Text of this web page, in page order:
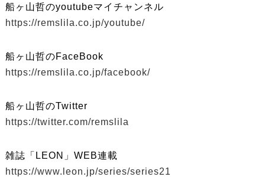
船ヶ山哲のyoutubeマイチャンネル
https://remslila.co.jp/youtube/
船ヶ山哲のFaceBook
https://remslila.co.jp/facebook/
船ヶ山哲のTwitter
https://twitter.com/remslila
雑誌「LEON」WEB連載
https://www.leon.jp/series/series21